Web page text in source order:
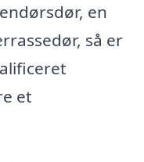
en
så er
et